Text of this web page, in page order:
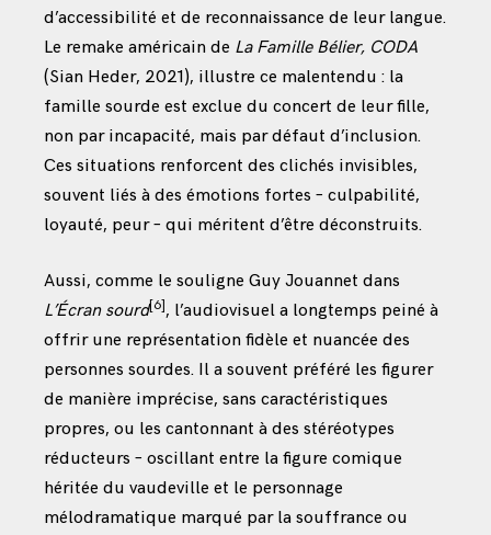
d’accessibilité et de reconnaissance de leur langue.
Le remake américain de La Famille Bélier, CODA
(Sian Heder, 2021), illustre ce malentendu : la
famille sourde est exclue du concert de leur fille,
non par incapacité, mais par défaut d’inclusion.
Ces situations renforcent des clichés invisibles,
souvent liés à des émotions fortes – culpabilité,
loyauté, peur – qui méritent d’être déconstruits.
Aussi, comme le souligne Guy Jouannet dans
L’Écran sourd[6] , l’audiovisuel a longtemps peiné à
offrir une représentation fidèle et nuancée des
personnes sourdes. Il a souvent préféré les figurer
de manière imprécise, sans caractéristiques
propres, ou les cantonnant à des stéréotypes
réducteurs – oscillant entre la figure comique
héritée du vaudeville et le personnage
mélodramatique marqué par la souffrance ou